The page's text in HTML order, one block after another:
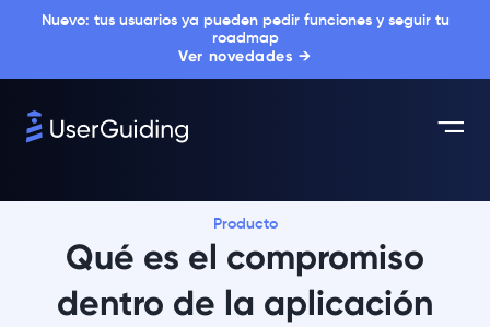
Nuevo: tus usuarios ya pueden pedir funciones y seguir tu
roadmap
Ver novedades →
Producto
Qué es el compromiso
dentro de la aplicación